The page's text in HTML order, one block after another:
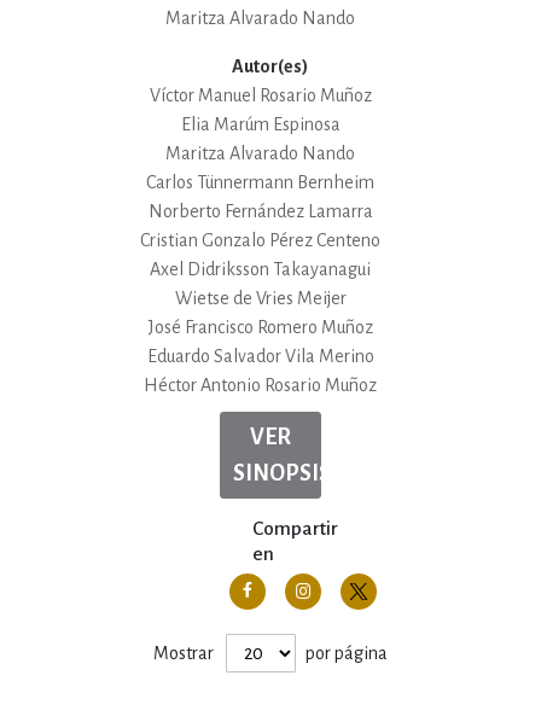
Maritza Alvarado Nando
Autor(es)
Víctor Manuel Rosario Muñoz
Elia Marúm Espinosa
Maritza Alvarado Nando
Carlos Tünnermann Bernheim
Norberto Fernández Lamarra
Cristian Gonzalo Pérez Centeno
Axel Didriksson Takayanagui
Wietse de Vries Meijer
José Francisco Romero Muñoz
Eduardo Salvador Vila Merino
Héctor Antonio Rosario Muñoz
VER
SINOPSIS
Compartir
en
Mostrar por página